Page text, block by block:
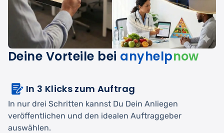
Deine Vorteile bei anyhelpnow
In 3 Klicks zum Auftrag
In nur drei Schritten kannst Du Dein Anliegen
veröffentlichen und den idealen Auftraggeber
auswählen.